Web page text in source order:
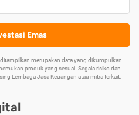
Emas
merupakan data yang dikumpulkan
produk yang sesuai. Segala risiko dan
Lembaga Jasa Keuangan atau mitra terkait.